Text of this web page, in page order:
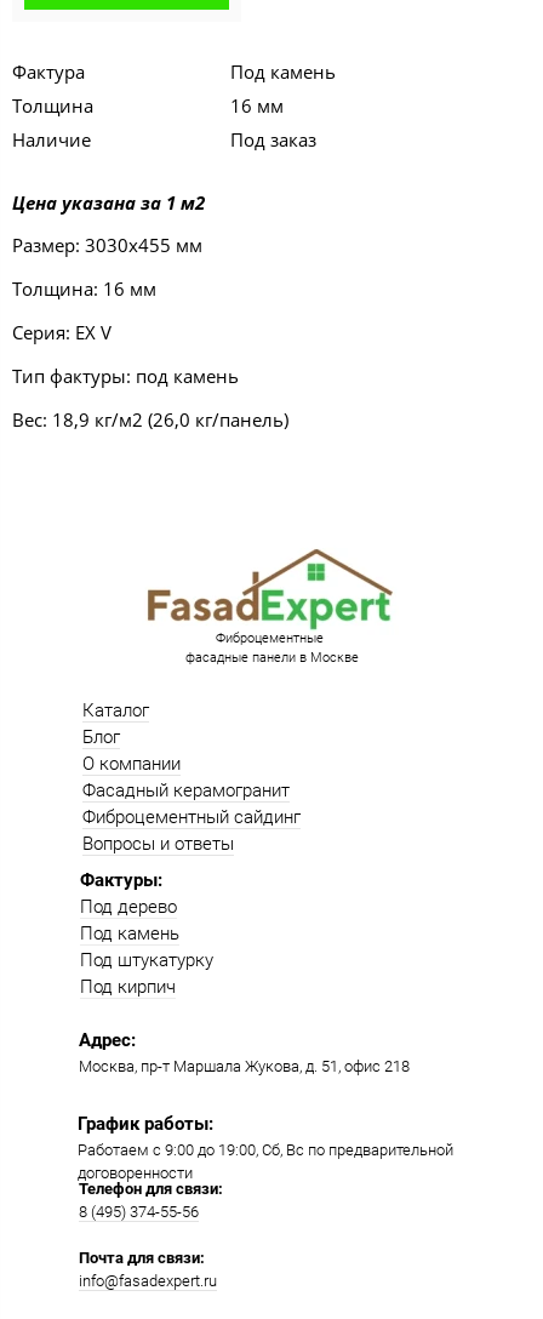
Фактура
Под камень
Толщина
16 мм
Наличие
Под заказ
Цена указана за 1 м2
Размер: 3030х455 мм
Толщина: 16 мм
Серия: EX V
Тип фактуры: под камень
Вес: 18,9 кг/м2 (26,0 кг/панель)
Фактуры:
Под дерево
Под камень
Под штукатурку
Под кирпич
Работаем с 9:00 до 19:00​, Сб, Вс по предварительной
договоренности
Москва, пр-т Маршала Жукова, д. 51, офис 218​​
Каталог
Блог
О компании
Фасадный керамогранит
Фиброцементный сайдинг
Вопросы и ответы
Адрес:
График работы:
Телефон для связи:
8 (495) 374-55-56​
Почта для связи:
info@fasadexpert.ru
Фиброцементные
фасадные панели в Москве